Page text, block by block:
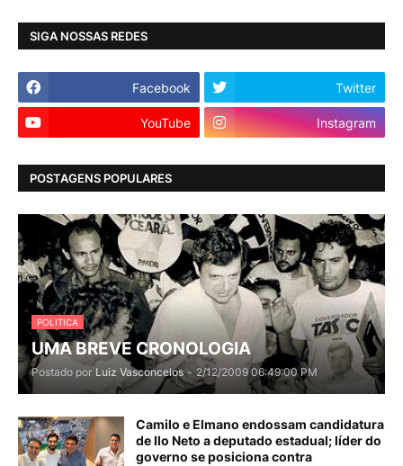
SIGA NOSSAS REDES
Facebook Twitter
YouTube Instagram
POSTAGENS POPULARES
POLITICA
UMA BREVE CRONOLOGIA
Postado por Luiz Vasconcelos - 2/12/2009 06:49:00 PM
Camilo e Elmano endossam candidatura
de Ilo Neto a deputado estadual; líder do
governo se posiciona contra